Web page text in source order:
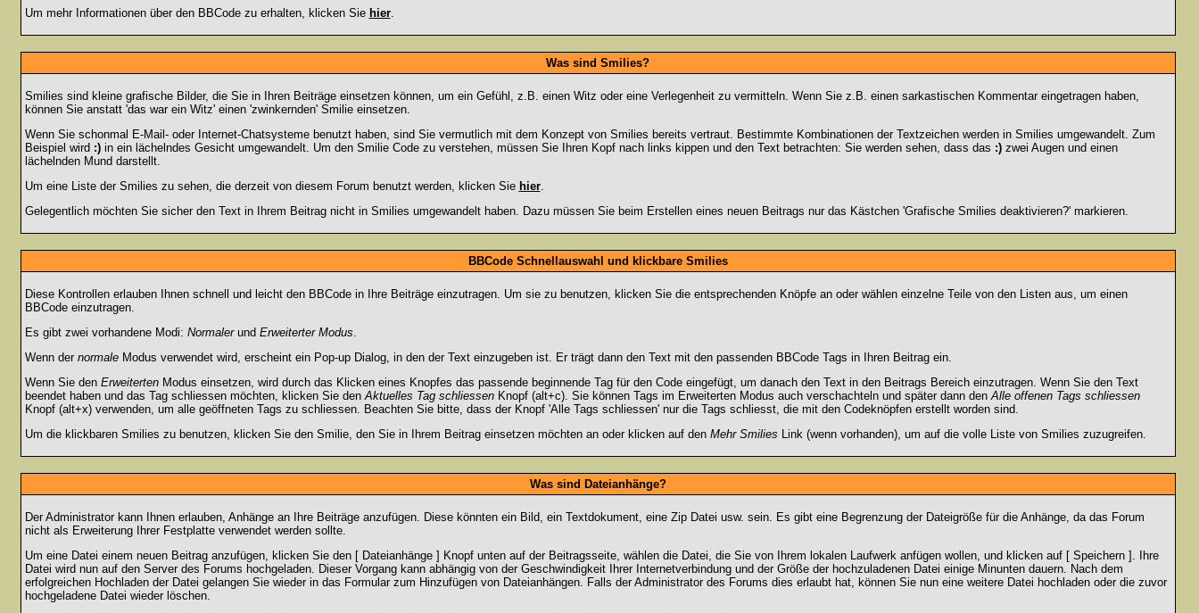
Um mehr Informationen über den BBCode zu erhalten, klicken Sie hier.
Was sind Smilies?
Smilies sind kleine grafische Bilder, die Sie in Ihren Beiträge einsetzen können, um ein Gefühl, z.B. einen Witz oder eine Verlegenheit zu vermitteln. Wenn Sie z.B. einen sarkastischen Kommentar eingetragen haben,
können Sie anstatt 'das war ein Witz' einen 'zwinkernden' Smilie einsetzen.
Wenn Sie schonmal E-Mail- oder Internet-Chatsysteme benutzt haben, sind Sie vermutlich mit dem Konzept von Smilies bereits vertraut. Bestimmte Kombinationen der Textzeichen werden in Smilies umgewandelt. Zum
Beispiel wird :)in ein lächelndes Gesicht umgewandelt. Um den Smilie Code zu verstehen, müssen Sie Ihren Kopf nach links kippen und den Text betrachten: Sie werden sehen, dass das :)zwei Augen und einen
lächelnden Mund darstellt.
Um eine Liste der Smilies zu sehen, die derzeit von diesem Forum benutzt werden, klicken Sie hier.
Gelegentlich möchten Sie sicher den Text in Ihrem Beitrag nicht in Smilies umgewandelt haben. Dazu müssen Sie beim Erstellen eines neuen Beitrags nur das Kästchen 'Grafische Smilies deaktivieren?' markieren.
BBCode Schnellauswahl und klickbare Smilies
Diese Kontrollen erlauben Ihnen schnell und leicht den BBCode in Ihre Beiträge einzutragen. Um sie zu benutzen, klicken Sie die entsprechenden Knöpfe an oder wählen einzelne Teile von den Listen aus, um einen
BBCode einzutragen.
Es gibt zwei vorhandene Modi: Normalerund Erweiterter Modus.
Wenn der normaleModus verwendet wird, erscheint ein Pop-up Dialog, in den der Text einzugeben ist. Er trägt dann den Text mit den passenden BBCode Tags in Ihren Beitrag ein.
Wenn Sie den ErweitertenModus einsetzen, wird durch das Klicken eines Knopfes das passende beginnende Tag für den Code eingefügt, um danach den Text in den Beitrags Bereich einzutragen. Wenn Sie den Text
beendet haben und das Tag schliessen möchten, klicken Sie denAktuelles Tag schliessenKnopf (alt+c). Sie können Tags im Erweiterten Modus auch verschachteln und später dann denAlle offenen Tags schliessen
Knopf (alt+x) verwenden, um alle geöffneten Tags zu schliessen. Beachten Sie bitte, dass der Knopf 'Alle Tags schliessen' nur die Tags schliesst, die mit den Codeknöpfen erstellt worden sind.
Um die klickbaren Smilies zu benutzen, klicken Sie den Smilie, den Sie in Ihrem Beitrag einsetzen möchten an oder klicken auf den Mehr Smilies Link (wenn vorhanden), um auf die volle Liste von Smilies zuzugreifen.
Was sind Dateianhänge?
Der Administrator kann Ihnen erlauben, Anhänge an Ihre Beiträge anzufügen. Diese könnten ein Bild, ein Textdokument, eine Zip Datei usw. sein. Es gibt eine Begrenzung der Dateigröße für die Anhänge, da das Forum
nicht als Erweiterung Ihrer Festplatte verwendet werden sollte.
Um eine Datei einem neuen Beitrag anzufügen, klicken Sie den [ Dateianhänge ] Knopf unten auf der Beitragsseite, wählen die Datei, die Sie von Ihrem lokalen Laufwerk anfügen wollen, und klicken auf [ Speichern ]. Ihre
Datei wird nun auf den Server des Forums hochgeladen. Dieser Vorgang kann abhängig von der Geschwindigkeit Ihrer Internetverbindung und der Größe der hochzuladenen Datei einige Minunten dauern. Nach dem
erfolgreichen Hochladen der Datei gelangen Sie wieder in das Formular zum Hinzufügen von Dateianhängen. Falls der Administrator des Forums dies erlaubt hat, können Sie nun eine weitere Datei hochladen oder die zuvor
hochgeladene Datei wieder löschen.